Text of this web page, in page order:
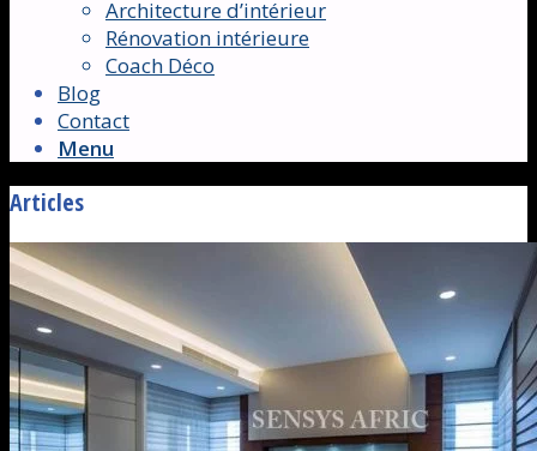
Architecture d’intérieur
Rénovation intérieure
Coach Déco
Blog
Contact
Menu
Articles